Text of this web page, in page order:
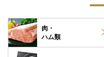
肉・
ハム類